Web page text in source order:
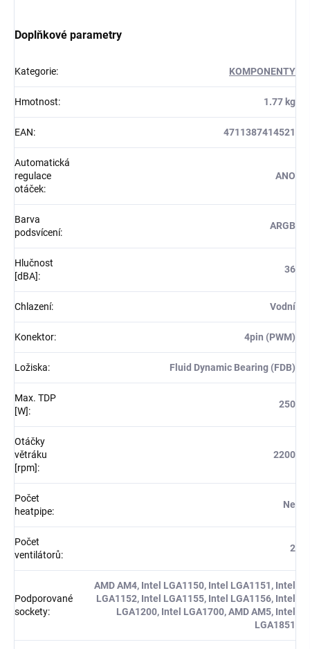
Doplňkové parametry
Kategorie: KOMPONENTY
Hmotnost: 1.77 kg
EAN: 4711387414521
Automatická
regulace
otáček:
ANO
Barva
podsvícení:
ARGB
Hlučnost
[dBA]:
36
Chlazení: Vodní
Konektor: 4pin (PWM)
Ložiska: Fluid Dynamic Bearing (FDB)
Max. TDP
[W]:
250
Otáčky
větráku
[rpm]:
2200
Počet
heatpipe:
Ne
Počet
ventilátorů:
2
Podporované
sockety:
AMD AM4, Intel LGA1150, Intel LGA1151, Intel
LGA1152, Intel LGA1155, Intel LGA1156, Intel
LGA1200, Intel LGA1700, AMD AM5, Intel
LGA1851